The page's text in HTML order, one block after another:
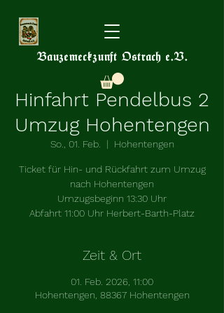
Bauzemeckzunft Ostrach e.V.
Hinfahrt Pendelbus 2
Umzug Hohentengen
So., 01. Feb.
  |
Hohentengen
Ticket für Hin- und Rückfahrt zum Umzug
nach Hohentengen
Umzugsbeginn 13:30 Uhr
Abfahrt 11:00 Uhr Herbert-Barth-Platz
Zeit & Ort
01. Feb. 2026, 11:00
Hohentengen, 88367 Hohentengen